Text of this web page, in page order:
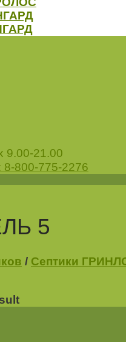
9.00-21.00
800-775-2276
5
/ Септики